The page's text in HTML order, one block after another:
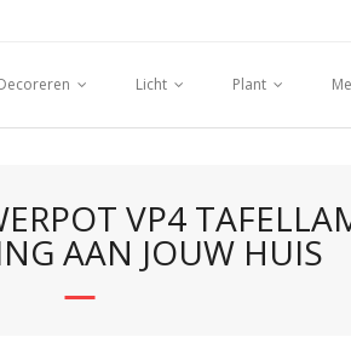
Licht Plant
VP4
AAN JOUW HUIS